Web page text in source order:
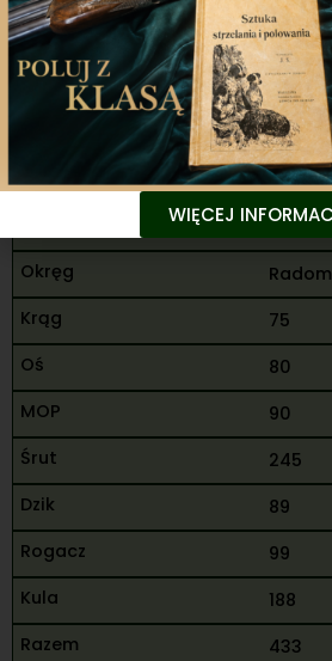
183
433
10
M
Radom
75
80
90
245
89
99
188
433
WIĘCEJ